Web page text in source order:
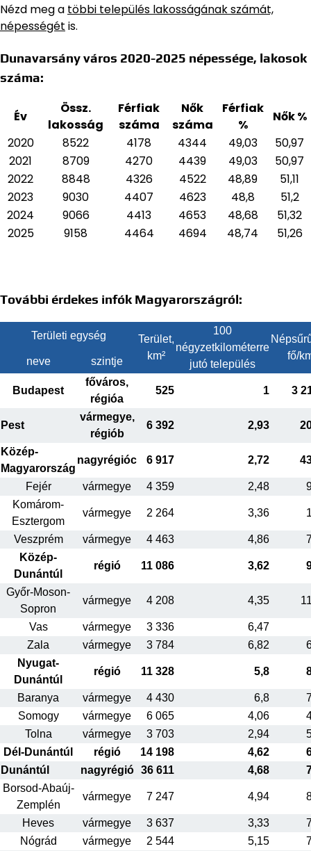
Nézd meg a többi település lakosságának számát,
népességét is.
Dunavarsány város 2020-2025 népessége, lakosok
száma:
Év
Össz.
lakosság
Férfiak
száma
Nők
száma
Férfiak
%
Nők %
2020
8522 4178 4344 49,03
50,97
2021
8709 4270 4439 49,03
50,97
2022
8848 4326 4522 48,89
51,11
2023
9030 4407 4623 48,8
51,2
2024
9066 4413 4653 48,68
51,32
2025
9158 4464 4694 48,74 51,26
További érdekes infók Magyarországról:
Területi egység
Terület,
km²
100
négyzetkilométerre
jutó település
fő/
neve szintje
Budapest
főváros,
régióa
525 1 3
Pest
vármegye,
régiób
6 392 2,93
Közép-
Magyarország
nagyrégióc 6 917 2,72
Fejér vármegye 4 359 2,48
Komárom-
Esztergom
vármegye 2 264 3,36
Veszprém vármegye 4 463 4,86
Közép-
Dunántúl
régió 11 086 3,62
Győr-Moson-
Sopron
vármegye 4 208 4,35
Vas vármegye 3 336
6,47
Zala
vármegye 3 784 6,82
Nyugat-
Dunántúl
régió 11 328 5,8
Baranya vármegye 4 430 6,8
Somogy
vármegye 6 065 4,06
Tolna
vármegye 3 703 2,94
Dél-Dunántúl
régió 14 198 4,62
Dunántúl
nagyrégió 36 611 4,68
Borsod-Abaúj-
Zemplén
vármegye 7 247 4,94
Heves vármegye 3 637 3,33
Nógrád
vármegye 2 544 5,15